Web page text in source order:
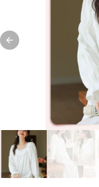
Previous slide